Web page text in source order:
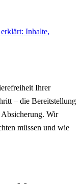
Inhalte,
Ihrer
– die Bereitstellung
Wir
müssen und wie